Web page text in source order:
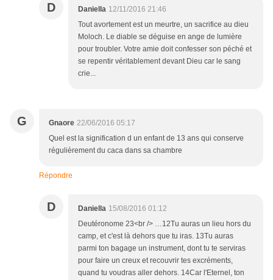
D Daniella 12/11/2016 21:46
Tout avortement est un meurtre, un sacrifice au dieu
Moloch. Le diable se déguise en ange de lumière
pour troubler. Votre amie doit confesser son péché et
se repentir véritablement devant Dieu car le sang
crie...
G Gnaore 22/06/2016 05:17
Quel est la signification d un enfant de 13 ans qui conserve
régulièrement du caca dans sa chambre
Répondre
D Daniella 15/08/2016 01:12
Deutéronome 23<br /> …12Tu auras un lieu hors du
camp, et c'est là dehors que tu iras. 13Tu auras
parmi ton bagage un instrument, dont tu te serviras
pour faire un creux et recouvrir tes excréments,
quand tu voudras aller dehors. 14Car l'Eternel, ton